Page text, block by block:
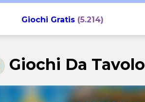
Giochi Gratis(5.214)
Giochi Da Tavolo